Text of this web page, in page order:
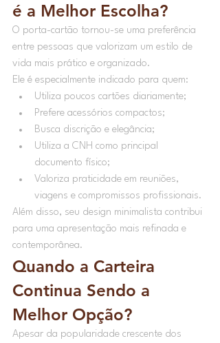
é a Melhor Escolha?
O porta-cartão tornou-se uma preferência
entre pessoas que valorizam um estilo de
vida mais prático e organizado.
Ele é especialmente indicado para quem:
Utiliza poucos cartões diariamente;
Prefere acessórios compactos;
Busca discrição e elegância;
Utiliza a CNH como principal
documento físico;
Valoriza praticidade em reuniões,
viagens e compromissos profissionais.
Além disso, seu design minimalista contribui
para uma apresentação mais refinada e
contemporânea.
Quando a Carteira
Continua Sendo a
Melhor Opção?
Apesar da popularidade crescente dos